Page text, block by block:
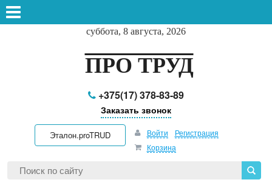
суббота, 8 августа, 2026
ПРО ТРУД
+375(17) 378-83-89
Заказать звонок
Эталон.proTRUD Войти
Регистрация
Корзина